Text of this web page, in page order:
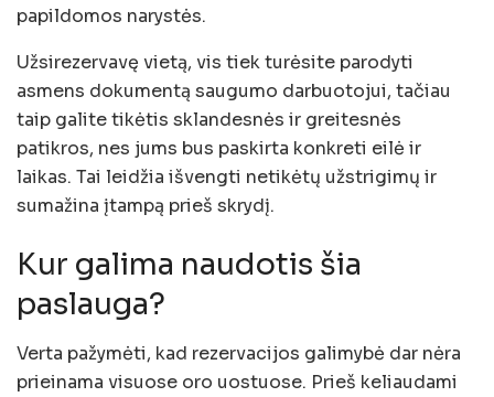
papildomos narystės.
Užsirezervavę vietą, vis tiek turėsite parodyti
asmens dokumentą saugumo darbuotojui, tačiau
taip galite tikėtis sklandesnės ir greitesnės
patikros, nes jums bus paskirta konkreti eilė ir
laikas. Tai leidžia išvengti netikėtų užstrigimų ir
sumažina įtampą prieš skrydį.
Kur galima naudotis šia
paslauga?
Verta pažymėti, kad rezervacijos galimybė dar nėra
prieinama visuose oro uostuose. Prieš keliaudami